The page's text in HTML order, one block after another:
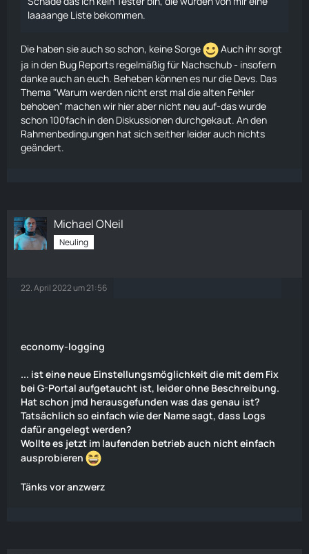
laaaange Liste bekommen.
Die haben sie auch so schon, keine Sorge
Auch ihr sorgt
ja in den Bug Reports regelmäßig für Nachschub - insofern
danke auch an euch. Beheben können es nur die Devs. Das
Thema "Warum werden nicht erst mal die alten Fehler
behoben" machen wir hier aber nicht neu auf-das wurde
schon 100fach in den Diskussionen durchgekaut. An den
Rahmenbedingungen hat sich seither leider auch nichts
geändert.
Michael ONeil
Neuling
22. April 2022 um 21:56
economy-logging
... ist eine neue Einstellungsmöglichkeit die mit dem Fix
bei G-Portal aufgetaucht ist, leider ohne Beschreibung.
Hat schon jmd herausgefunden was das genau ist?
Tatsächlich so einfach wie der Name sagt, dass Logs
dafür angelegt werden?
Wollte es jetzt im laufenden betrieb auch nicht einfach
ausprobieren
Tänks vor anzwerz